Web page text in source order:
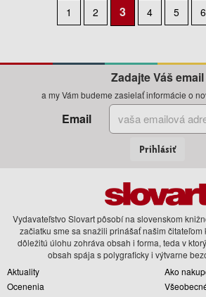
Predchádzajúca
1 2 3 4 5 6
Zadajte Váš email
a my Vám budeme zasielať informácie o
Email
Prihlásiť
Vydavateľstvo Slovart pôsobí na slovenskom
začiatku sme sa snažili prinášať našim čitateľom
dôležitú úlohu zohráva obsah i forma, teda v
obsah spája s polygraficky i výtvarne
Aktuality
Ocenenia
Ako